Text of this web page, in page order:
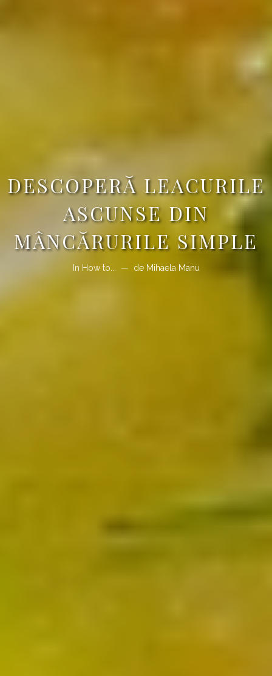
DESCOPERĂ LEACURILE
ASCUNSE DIN
MÂNCĂRURILE SIMPLE
In How to... de Mihaela Manu